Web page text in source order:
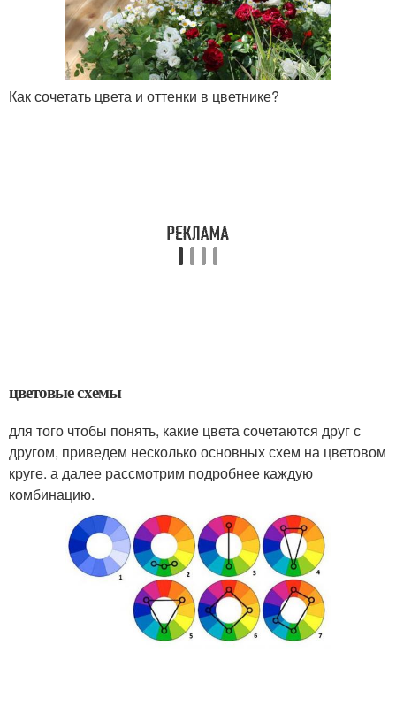
Как сочетать цвета и оттенки в цветнике?
цветовые схемы
для того чтобы понять, какие цвета сочетаются друг с
другом, приведем несколько основных схем на цветовом
круге. а далее рассмотрим подробнее каждую
комбинацию.